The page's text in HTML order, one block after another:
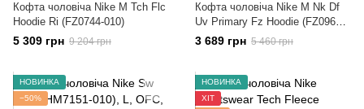
Кофта чоловіча Nike M Tch Flc
Hoodie Ri (FZ0744-010)
5 309 грн 9 204 грн
Кофта чоловіча Nike M Nk Df
Uv Primary Fz Hoodie (FZ0967-
010)
3 689 грн 5 460 грн
НОВИНКА
−50%
НОВИНКА
ХІТ